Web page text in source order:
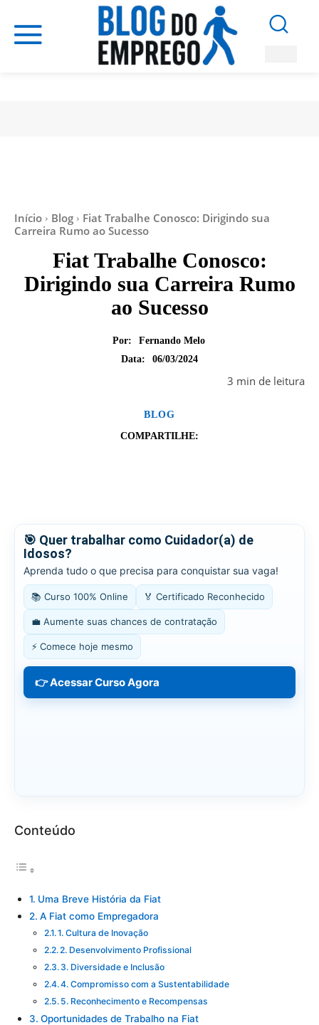
Início Blog
Fiat Trabalhe Conosco: Dirigindo sua
Carreira Rumo ao Sucesso
Fiat Trabalhe Conosco:
Dirigindo sua Carreira Rumo
ao Sucesso
Por:
Fernando Melo
Data:
06/03/2024
3 min de leitura
BLOG
COMPARTILHE:
🎯 Quer trabalhar como Cuidador(a) de
Idosos?
Aprenda tudo o que precisa para conquistar sua vaga!
📚 Curso 100% Online 🏅 Certificado Reconhecido
💼 Aumente suas chances de contratação
⚡ Comece hoje mesmo
👉 Acessar Curso Agora
Conteúdo
Uma Breve História da Fiat
A Fiat como Empregadora
1. Cultura de Inovação
2. Desenvolvimento Profissional
3. Diversidade e Inclusão
4. Compromisso com a Sustentabilidade
5. Reconhecimento e Recompensas
Oportunidades de Trabalho na Fiat